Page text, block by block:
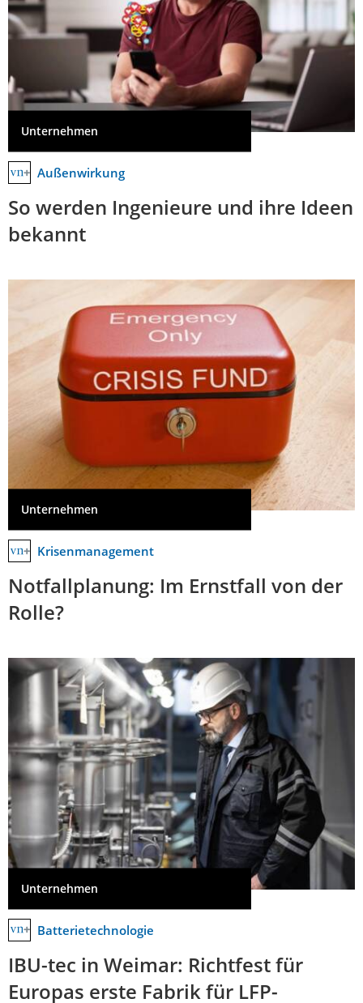
Unternehmen
Außenwirkung
So werden Ingenieure und ihre Ideen
bekannt
Unternehmen
Krisenmanagement
Notfallplanung: Im Ernstfall von der
Rolle?
Unternehmen
Batterietechnologie
IBU-tec in Weimar: Richtfest für
Europas erste Fabrik für LFP-